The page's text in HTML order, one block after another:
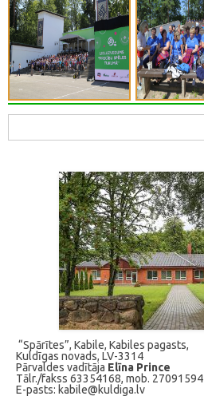
Meklēt
“Spārītes”, Kabile, Kabiles pagasts,
Kuldīgas novads, LV-3314
Pārvaldes vadītāja Elīna Prince
Tālr./fakss 63354168, mob. 27091594
E-pasts: kabile@kuldiga.lv